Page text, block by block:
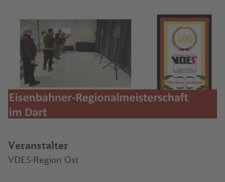
Veranstalter
VDES-Region Ost